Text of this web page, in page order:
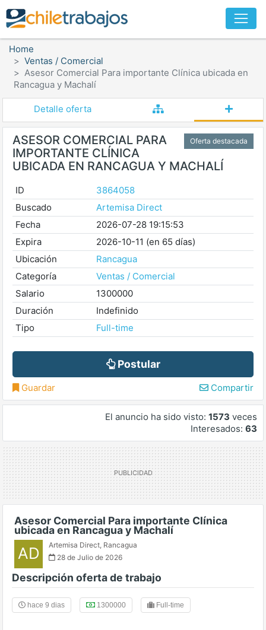
Home
Ventas / Comercial
Asesor Comercial Para importante Clínica ubicada en
Rancagua y Machalí
Detalle oferta
Oferta destacada
ASESOR COMERCIAL PARA
IMPORTANTE CLÍNICA
UBICADA EN RANCAGUA Y MACHALÍ
ID
3864058
Buscado
Artemisa Direct
Fecha
2026-07-28 19:15:53
Expira
2026-10-11 (en 65 días)
Ubicación
Rancagua
Categoría
Ventas / Comercial
Salario
1300000
Duración
Indefinido
Tipo
Full-time
Postular
Guardar Compartir
El anuncio ha sido visto: 1573 veces
Interesados: 63
Asesor Comercial Para importante Clínica
ubicada en Rancagua y Machalí
AD Artemisa Direct, Rancagua
28 de Julio de 2026
Descripción oferta de trabajo
hace 9 dias 1300000 Full-time